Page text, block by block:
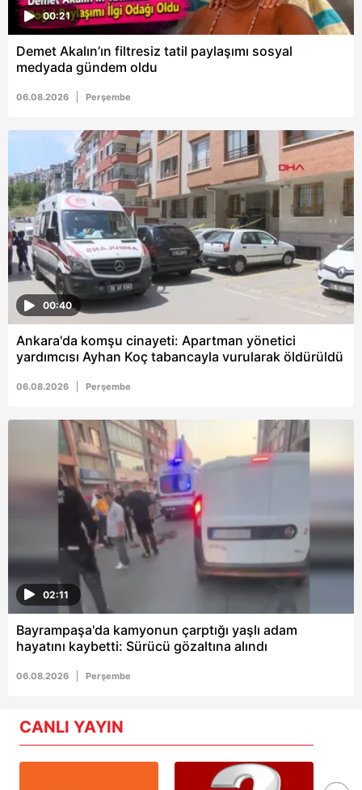
00:21
Demet Akalın’ın filtresiz tatil paylaşımı sosyal
medyada gündem oldu
06.08.2026 Perşembe
00:40
Ankara'da komşu cinayeti: Apartman yönetici
yardımcısı Ayhan Koç tabancayla vurularak öldürüldü
06.08.2026 Perşembe
02:11
Bayrampaşa'da kamyonun çarptığı yaşlı adam
hayatını kaybetti: Sürücü gözaltına alındı
06.08.2026 Perşembe
CANLI YAYIN